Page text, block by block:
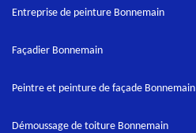
Entreprise de peinture Bonnemain
Façadier Bonnemain
Peintre et peinture de façade Bonnemain
Démoussage de toiture Bonnemain